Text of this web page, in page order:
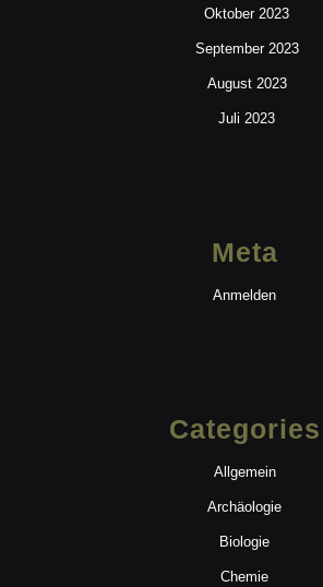
Oktober 2023
September 2023
August 2023
Juli 2023
Meta
Anmelden
Categories
Allgemein
Archäologie
Biologie
Chemie